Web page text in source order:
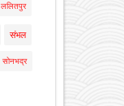
ललितपुर
संभल
सोनभद्र